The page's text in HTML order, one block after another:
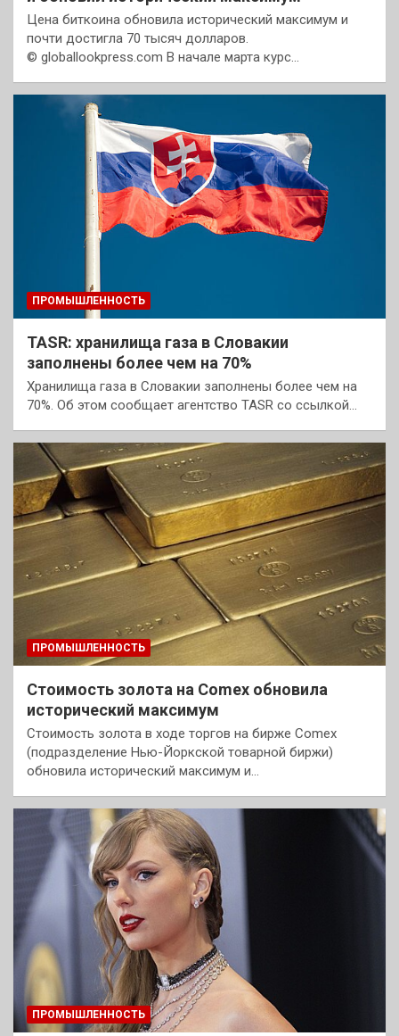
Цена биткоина обновила исторический максимум и
почти достигла 70 тысяч долларов.
© globallookpress.com В начале марта курс…
ПРОМЫШЛЕННОСТЬ
TASR: хранилища газа в Словакии
заполнены более чем на 70%
Хранилища газа в Словакии заполнены более чем на
70%. Об этом сообщает агентство TASR со ссылкой…
ПРОМЫШЛЕННОСТЬ
Стоимость золота на Comex обновила
исторический максимум
Стоимость золота в ходе торгов на бирже Comex
(подразделение Нью-Йоркской товарной биржи)
обновила исторический максимум и…
ПРОМЫШЛЕННОСТЬ